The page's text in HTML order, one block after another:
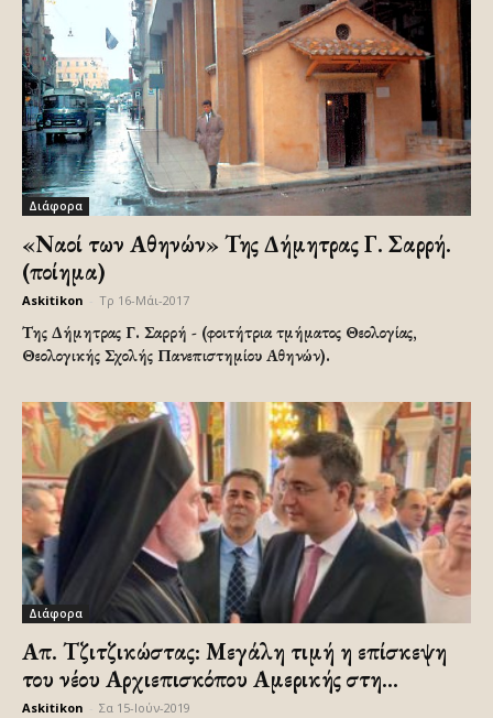
Διάφορα
«Ναοί των Αθηνών» Της Δήμητρας Γ. Σαρρή.
(ποίημα)
Askitikon Τρ 16-Μάι-2017
Της Δήμητρας Γ. Σαρρή - (φοιτήτρια τμήματος Θεολογίας,
Θεολογικής Σχολής Πανεπιστημίου Αθηνών).
Διάφορα
Απ. Τζιτζικώστας: Μεγάλη τιμή η επίσκεψη
του νέου Αρχιεπισκόπου Αμερικής στη...
Askitikon Σα 15-Ιούν-2019